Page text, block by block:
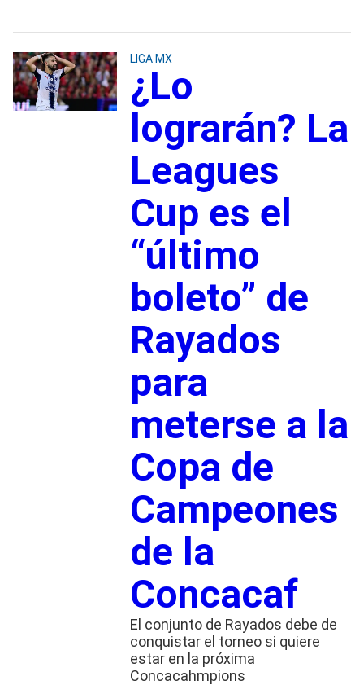
LIGA MX
¿Lo
lograrán? La
Leagues
Cup es el
“último
boleto” de
Rayados
para
meterse a la
Copa de
Campeones
de la
Concacaf
El conjunto de Rayados debe de
conquistar el torneo si quiere
estar en la próxima
Concacahmpions